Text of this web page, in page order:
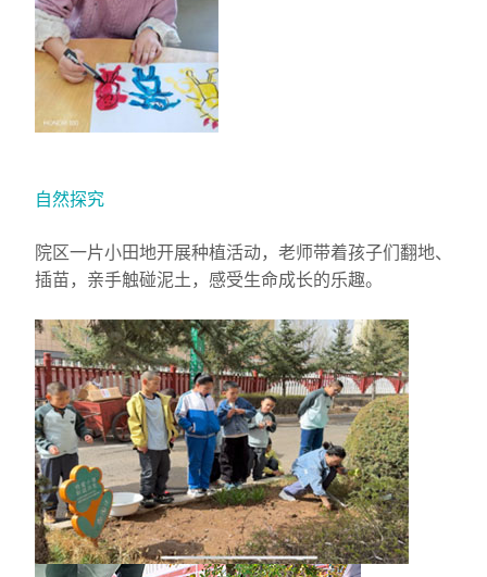
自然探究
院区一片小田地开展种植活动，老师带着孩子们翻地、
插苗，亲手触碰泥土，感受生命成长的乐趣。